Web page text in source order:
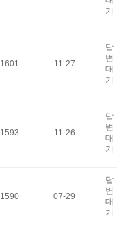
기
1601 11-27
답
변
대
기
1593 11-26
답
변
대
기
1590 07-29
답
변
대
기